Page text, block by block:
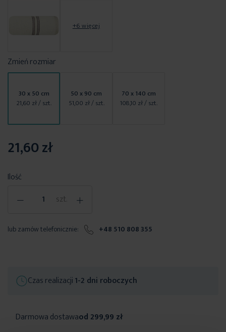
+6 więcej
Zmień rozmiar
30 x 50 cm
21,60 zł/ szt.
50 x 90 cm
51,00 zł/ szt.
70 x 140 cm
108,10 zł/ szt.
Ilość
- szt. +
21,60 zł
lub zamów telefonicznie: +48 510 808 355
Czas realizacji1-2 dni roboczych
Darmowa dostawaod 299,99 zł